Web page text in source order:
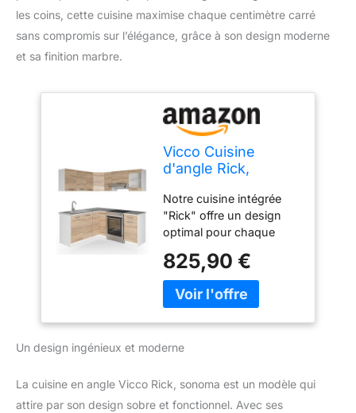
les coins, cette cuisine maximise chaque centimètre carré
sans compromis sur l’élégance, grâce à son design moderne
et sa finition marbre.
Vicco Cuisine
d'angle Rick,
x 167 cm
Notre cuisine intégrée
"Rick" offre un design
optimal pour chaque
plaisir à l'utilisation. La
ligne de cuisine en L offre
des pieds réglables en
déplacés à volonté. Des
supplémentaires peuvent
être achetés sans
825,90 €
Un design ingénieux et moderne
La cuisine en angle Vicco Rick, sonoma est un modèle qui
attire par son design sobre et fonctionnel. Avec ses